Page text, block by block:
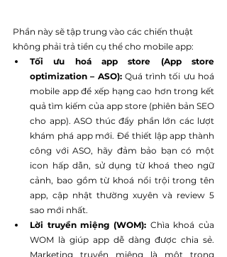
Phần này sẽ tập trung vào các chiến thuật
không phải trả tiền cụ thể cho mobile app:
Tối ưu hoá app store (App store
optimization – ASO): Quá trình tối ưu hoá
mobile app để xếp hạng cao hơn trong kết
quả tìm kiếm của app store (phiên bản SEO
cho app). ASO thúc đẩy phần lớn các lượt
khám phá app mới. Để thiết lập app thành
công với ASO, hãy đảm bảo bạn có một
icon hấp dẫn, sử dụng từ khoá theo ngữ
cảnh, bao gồm từ khoá nổi trội trong tên
app, cập nhật thường xuyên và review 5
sao mới nhất.
Lời truyền miệng (WOM): Chìa khoá của
WOM là giúp app dễ dàng được chia sẻ.
Marketing truyền miệng là một trong